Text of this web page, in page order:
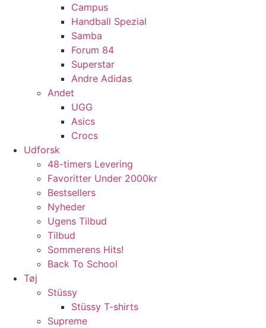
Campus
Handball Spezial
Samba
Forum 84
Superstar
Andre Adidas
Andet
UGG
Asics
Crocs
Udforsk
48-timers Levering
Favoritter Under 2000kr
Bestsellers
Nyheder
Ugens Tilbud
Tilbud
Sommerens Hits!
Back To School
Tøj
Stüssy
Stüssy T-shirts
Supreme